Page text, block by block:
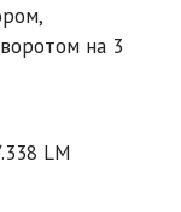
на 3
LM